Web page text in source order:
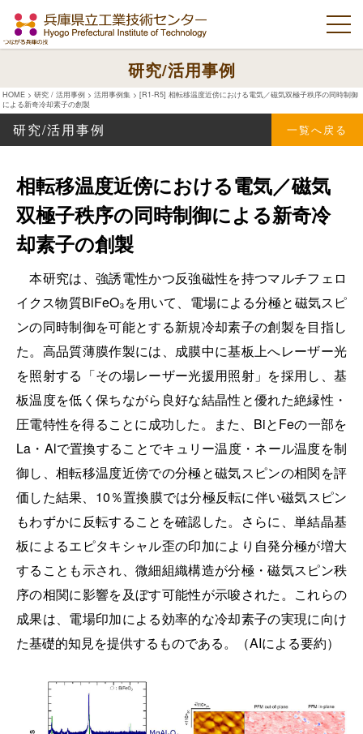
研究/活用事例
HOME > 研究 / 活用事例 > 活用事例集 > [R1-R5] 相転移温度近傍における電気／磁気双極子秩序の同時制御
による新奇冷却素子の創製
研究/活用事例 一覧へ戻る
相転移温度近傍における電気／磁気
双極子秩序の同時制御による新奇冷
却素子の創製
本研究は、強誘電性かつ反強磁性を持つマルチフェロ
イクス物質BiFeO₃を用いて、電場による分極と磁気スピ
ンの同時制御を可能とする新規冷却素子の創製を目指し
た。高品質薄膜作製には、成膜中に基板上へレーザー光
を照射する「その場レーザー光援用照射」を採用し、基
板温度を低く保ちながら良好な結晶性と優れた絶縁性・
圧電特性を得ることに成功した。また、BiとFeの一部を
La・Alで置換することでキュリー温度・ネール温度を制
御し、相転移温度近傍での分極と磁気スピンの相関を評
価した結果、10％置換膜では分極反転に伴い磁気スピン
もわずかに反転することを確認した。さらに、単結晶基
板によるエピタキシャル歪の印加により自発分極が増大
することも示され、微細組織構造が分極・磁気スピン秩
序の相関に影響を及ぼす可能性が示唆された。これらの
成果は、電場印加による効率的な冷却素子の実現に向け
た基礎的知見を提供するものである。（AIによる要約）